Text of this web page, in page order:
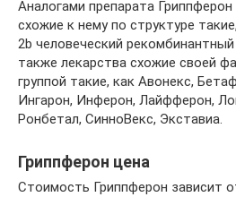
Аналогами препарата
схожие к нему по структуре
2b человеческий
также лекарства схожие своей
группой такие, как Авонекс,
Ингарон, Инферон, Лайфферон,
Ронбетал, СинноВекс, Экставиа.
Гриппферон цена
Стоимость Гриппферон зависит